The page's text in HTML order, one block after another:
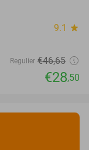
9.1 star
Regulier €46,65
€28,50